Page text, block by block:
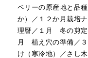
ベリーの原産地と品
か）／１２か月栽培
理暦／１月 冬の剪定
月 植え穴の準備／
け（寒冷地）／さし